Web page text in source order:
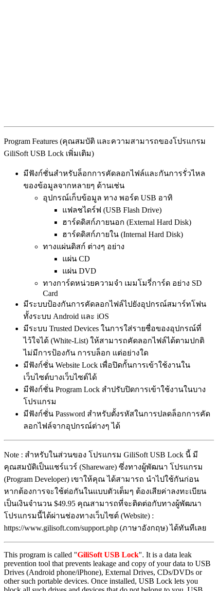
Program Features (คุณสมบัติ และความสามารถของโปรแกรม
GiliSoft USB Lock เพิ่มเติม)
มีฟังก์ชั่นสำหรับล็อกการคัดลอกไฟล์และกันการรั่วไหล
ของข้อมูลจากหลายๆ ด้านเช่น
อุปกรณ์เก็บข้อมูล ทาง พอร์ต USB อาทิ
แฟลชไดร์ฟ (USB Flash Drive)
ฮาร์ดดิสก์ภายนอก (External Hard Disk)
ฮาร์ดดิสก์ภายใน (Internal Hard Disk)
ทางแผ่นดิสก์ ต่างๆ อย่าง
แผ่น CD
แผ่น DVD
ทางการ์ดหน่วยความจำ เมมโมรี่การ์ด อย่าง SD
Card
มีระบบป้องกันการคัดลอกไฟล์ไปยังอุปกรณ์สมาร์ทโฟน
ทั้งระบบ Android และ iOS
มีระบบ Trusted Devices ในการใส่รายชื่อของอุปกรณ์ที่
ไว้ใจได้ (White-List) ให้สามารถคัดลอกไฟล์ได้ตามปกติ
ไม่มีการป้องกัน การบล็อก แต่อย่างใด
มีฟังก์ชั่น Website Lock เพื่อปิดกั้นการเข้าใช้งานใน
เว็บไซต์บางเว็บไซต์ได้
มีฟังก์ชั่น Program Lock สำปรับปิดการเข้าใช้งานในบาง
โปรแกรม
มีฟังก์ชั่น Password สำหรับตั้งรหัสในการปลดล็อกการคัด
ลอกไฟล์จากอุปกรณ์ต่างๆ ได้
Note : สำหรับในส่วนของ โปรแกรม GiliSoft USB Lock นี้ มี
คุณสมบัติเป็นแชร์แวร์ (Shareware) ซึ่งทางผู้พัฒนา โปรแกรม
(Program Developer) เขาให้คุณ ได้สามารถ นำไปใช้กันก่อน
หากต้องการจะใช้ต่อกันในแบบตัวเต็มๆ ต้องเสียค่าลงทะเบียน
เป็นเงินจำนวน $49.95 คุณสามารถที่จะติดต่อกับทางผู้พัฒนา
โปรแกรมนี้ได้ผ่านช่องทางเว็บไซต์ (Website) :
https://www.gilisoft.com/support.php (ภาษาอังกฤษ) ได้ทันทีเลย
This program is called "GiliSoft USB Lock". It is a data leak
prevention tool that prevents leakage and copy of your data to USB
Drives (Android phone/iPhone), External Drives, CDs/DVDs or
other such portable devices. Once installed, USB Lock lets you